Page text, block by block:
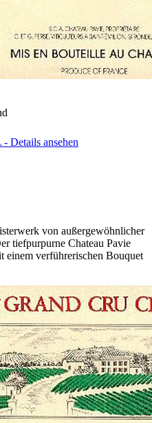
Details ansehen
von außergewöhnlicher
tiefpurpurne Chateau Pavie
einem verführerischen Bouquet